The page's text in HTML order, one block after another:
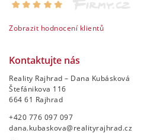
Zobrazit hodnocení klientů
Kontaktujte nás
Reality Rajhrad – Dana Kubásková
Štefánikova 116
664 61 Rajhrad
+420 776 097 097
dana.kubaskova@realityrajhrad.cz